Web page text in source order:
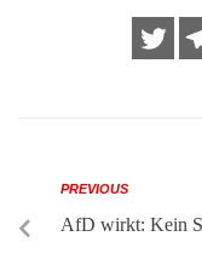
PREVIOUS
AfD wirkt: Kein